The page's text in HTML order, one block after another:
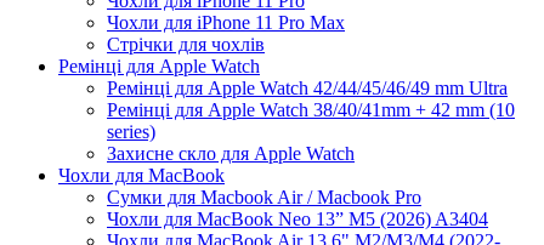
Чохли для iPhone 11 Pro Max
Стрічки для чохлів
Ремінці для Apple Watch
Ремінці для Apple Watch 42/44/45/46/49 mm Ultra
Ремінці для Apple Watch 38/40/41mm + 42 mm (10
series)
Захисне скло для Apple Watch
Чохли для MacBook
Сумки для Macbook Air / Macbook Pro
Чохли для MacBook Neo 13” M5 (2026) A3404
Чохли для MacBook Air 13.6" M2/M3/М4 (2022-